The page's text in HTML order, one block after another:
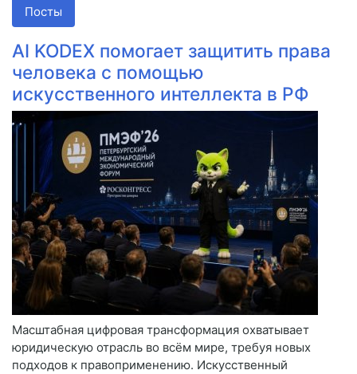
Посты
AI KODEX помогает защитить права
человека с помощью
искусственного интеллекта в РФ
Масштабная цифровая трансформация охватывает
юридическую отрасль во всём мире, требуя новых
подходов к правоприменению. Искусственный